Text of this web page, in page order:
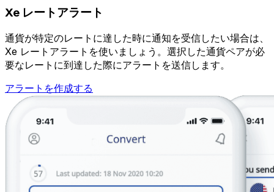
Xe レートアラート
通貨が特定のレートに達した時に通知を受信したい場合は、
Xe レートアラートを使いましょう。選択した通貨ペアが必
要なレートに到達した際にアラートを送信します。
アラートを作成する